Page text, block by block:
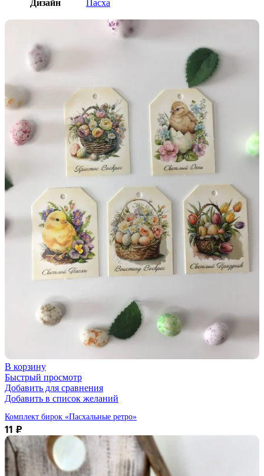
Дизайн Пасха
В корзину
Быстрый просмотр
Добавить для сравнения
Добавить в список желаний
Комплект бирок «Пасхальные ретро»
11 ₽